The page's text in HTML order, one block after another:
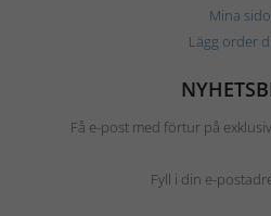
Mina
Lägg order
Få e-post med förtur på
Fyll i din e-